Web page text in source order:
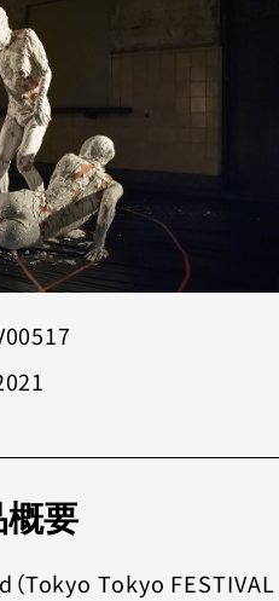
概要
Tokyo Tokyo FESTIVAL